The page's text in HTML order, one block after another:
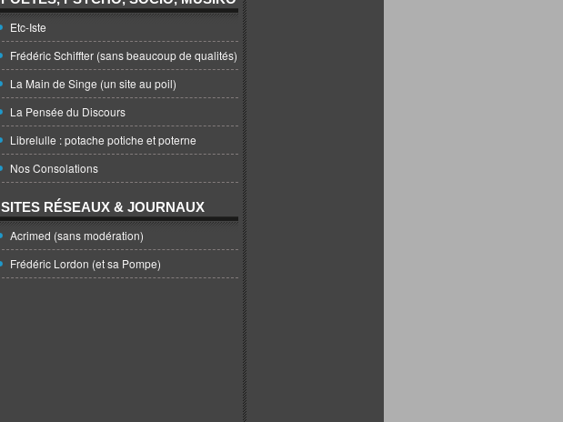
Etc-Iste
Frédéric Schiffter (sans beaucoup de qualités)
La Main de Singe (un site au poil)
La Pensée du Discours
Librelulle : potache potiche et poterne
Nos Consolations
SITES RÉSEAUX & JOURNAUX
Acrimed (sans modération)
Frédéric Lordon (et sa Pompe)